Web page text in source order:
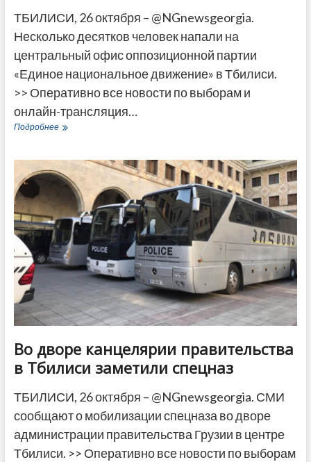
ТБИЛИСИ, 26 октября – @NGnewsgeorgia.
Несколько десятков человек напали на
центральный офис оппозиционной партии
«Единое национальное движение» в Тбилиси.
>> Оперативно все новости по выборам и
онлайн-трансляция…
ПодробнееБолее
дубинками
напали
центральный
офис
«Нацдвижения»
в
Тбилиси
Во дворе канцелярии правительства
в Тбилиси заметили спецназ
ТБИЛИСИ, 26 октября – @NGnewsgeorgia. СМИ
сообщают о мобилизации спецназа во дворе
администрации правительства Грузии в центре
Тбилиси. >> Оперативно все новости по выборам